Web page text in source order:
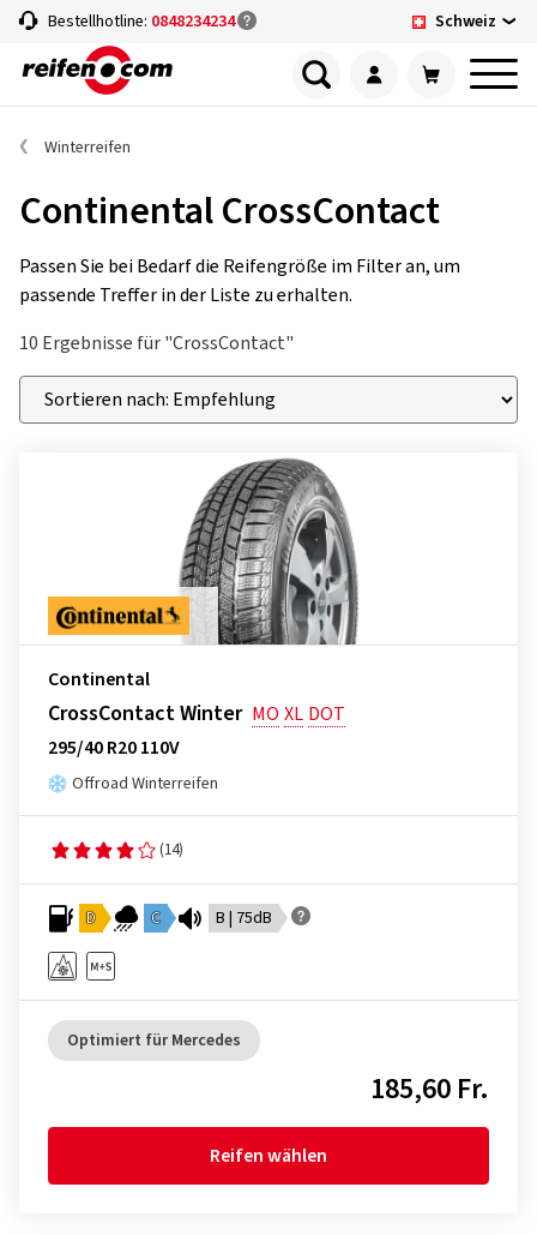
Bestellhotline: 0848234234 Schweiz
Winterreifen
Continental CrossContact
Passen Sie bei Bedarf die Reifengröße im Filter an, um
passende Treffer in der Liste zu erhalten.
10 Ergebnisse für "CrossContact"
Continental
CrossContact Winter MO XL DOT
295/40 R20 110V
Offroad Winterreifen
(14)
D C B | 75dB
Optimiert für Mercedes
185,60 Fr.
Reifen wählen